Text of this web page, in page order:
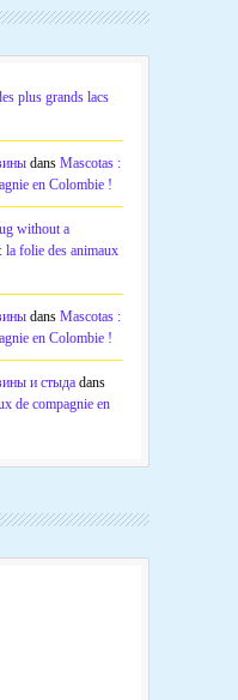
plus grands lacs
dans Mascotas :
en Colombie !
without a
la folie des animaux
dans Mascotas :
en Colombie !
и стыда dans
de compagnie en